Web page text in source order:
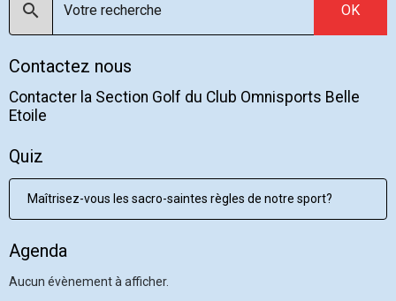
OK
Contactez nous
Contacter la Section Golf du Club Omnisports Belle
Etoile
Quiz
Maîtrisez-vous les sacro-saintes règles de notre sport?
Agenda
Aucun évènement à afficher.